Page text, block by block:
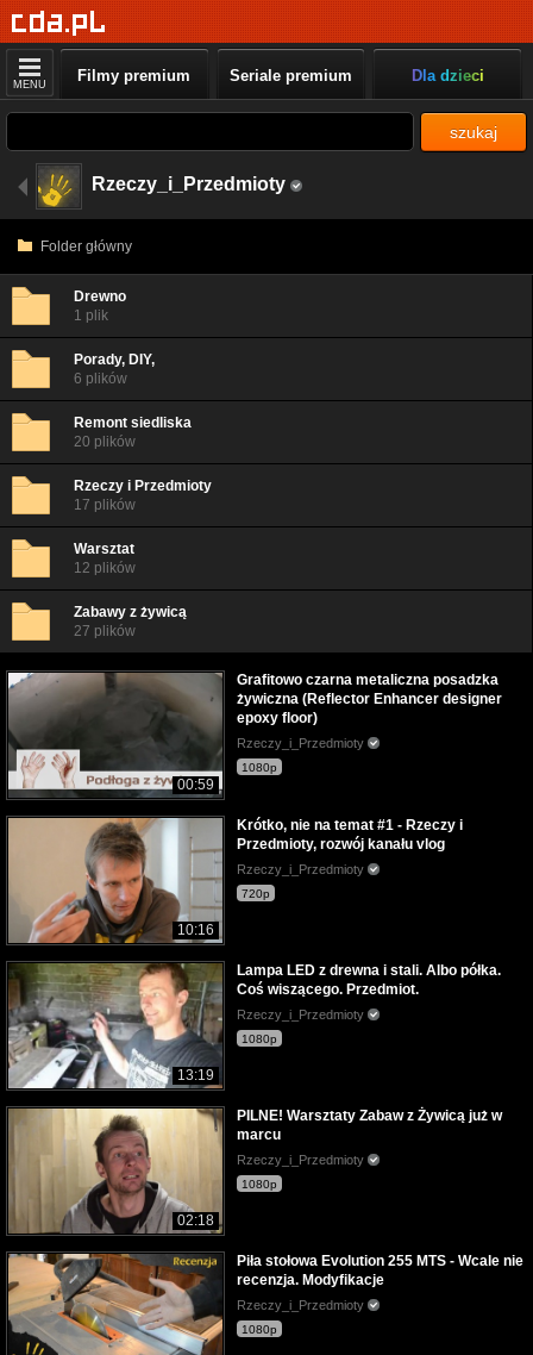
MENU Filmy premium Seriale premium Dla dzieci
szukaj
Rzeczy_i_Przedmioty
Folder główny
Drewno
1 plik
Porady, DIY,
6 plików
Remont siedliska
20 plików
Rzeczy i Przedmioty
17 plików
Warsztat
12 plików
Zabawy z żywicą
27 plików
00:59
Grafitowo czarna metaliczna posadzka
żywiczna (Reflector Enhancer designer
epoxy floor)
Rzeczy_i_Przedmioty
1080p
10:16
Krótko, nie na temat #1 - Rzeczy i
Przedmioty, rozwój kanału vlog
Rzeczy_i_Przedmioty
720p
13:19
Lampa LED z drewna i stali. Albo półka.
Coś wiszącego. Przedmiot.
Rzeczy_i_Przedmioty
1080p
02:18
PILNE! Warsztaty Zabaw z Żywicą już w
marcu
Rzeczy_i_Przedmioty
1080p
Piła stołowa Evolution 255 MTS - Wcale nie
recenzja. Modyfikacje
Rzeczy_i_Przedmioty
1080p